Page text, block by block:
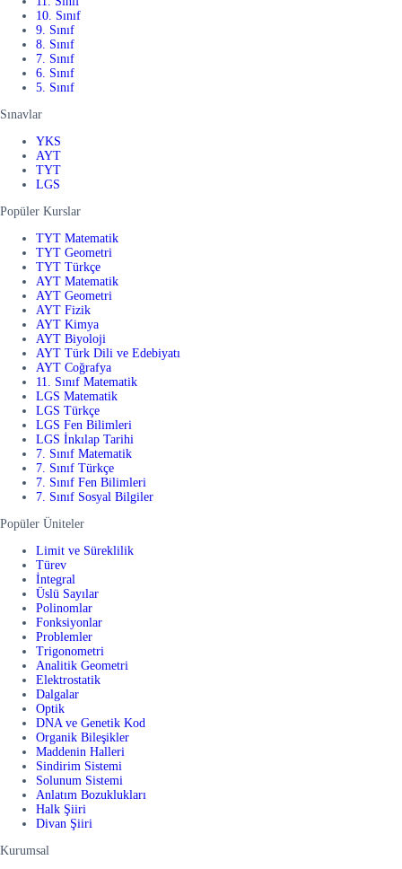
10. Sınıf
9. Sınıf
8. Sınıf
7. Sınıf
6. Sınıf
5. Sınıf
Sınavlar
YKS
AYT
TYT
LGS
Popüler Kurslar
TYT Matematik
TYT Geometri
TYT Türkçe
AYT Matematik
AYT Geometri
AYT Fizik
AYT Kimya
AYT Biyoloji
AYT Türk Dili ve Edebiyatı
AYT Coğrafya
11. Sınıf Matematik
LGS Matematik
LGS Türkçe
LGS Fen Bilimleri
LGS İnkılap Tarihi
7. Sınıf Matematik
7. Sınıf Türkçe
7. Sınıf Fen Bilimleri
7. Sınıf Sosyal Bilgiler
Popüler Üniteler
Limit ve Süreklilik
Türev
İntegral
Üslü Sayılar
Polinomlar
Fonksiyonlar
Problemler
Trigonometri
Analitik Geometri
Elektrostatik
Dalgalar
Optik
DNA ve Genetik Kod
Organik Bileşikler
Maddenin Halleri
Sindirim Sistemi
Solunum Sistemi
Anlatım Bozuklukları
Halk Şiiri
Divan Şiiri
Kurumsal